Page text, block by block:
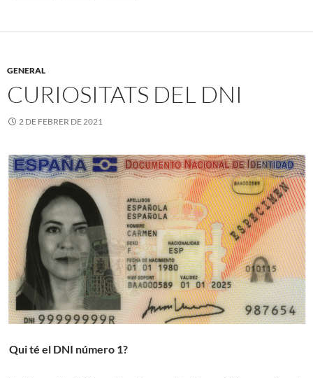
GENERAL
CURIOSITATS DEL DNI
2 DE FEBRER DE 2021
Qui té el DNI número 1?